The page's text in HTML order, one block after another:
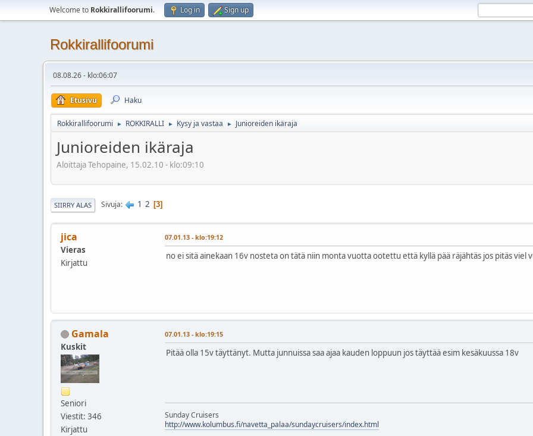
Welcome to Rokkirallifoorumi. Log in Sign up
Rokkirallifoorumi
08.08.26 - klo:06:07
Etusivu Haku
Rokkirallifoorumi ► ROKKIRALLI ► Kysy ja vastaa ► Junioreiden ikäraja
Junioreiden ikäraja
Aloittaja Tehopaine, 15.02.10 - klo:09:10
SIIRRY ALAS Sivuja 1 2 3
jica
Vieras
Kirjattu
07.01.13 - klo:19:12
no ei sitä ainekaan 16v nosteta on tätä niin monta vuotta ootettu että kyllä pää räjähtäs jos pitäs viel
Gamala
Kuskit
Seniori
Viestit: 346
Kirjattu
07.01.13 - klo:19:15
Pitää olla 15v täyttänyt. Mutta junnuissa saa ajaa kauden loppuun jos täyttää esim kesäkuussa 18v
Sunday Cruisers
http://www.kolumbus.fi/navetta_palaa/sundaycruisers/index.html